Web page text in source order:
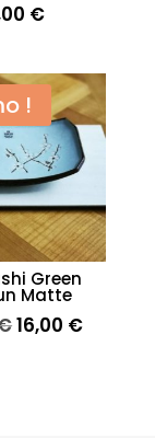
€
!
Green
Matte
Le
16,00 €Le